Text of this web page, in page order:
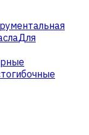
Для